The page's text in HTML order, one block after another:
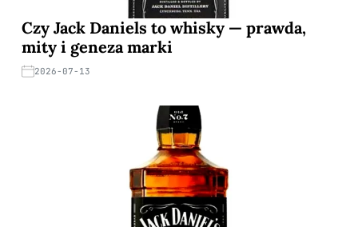
Czy Jack Daniels to whisky — prawda,
mity i geneza marki
2026-07-13